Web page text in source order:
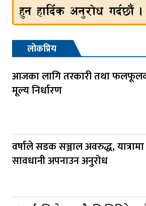
लोकप्रिय
आजका लागि तरकारी तथा
मूल्य निर्धारण
वर्षाले सडक सञ्जाल अवरुद्ध, यात्रामा
सावधानी अपनाउन अनुरोध